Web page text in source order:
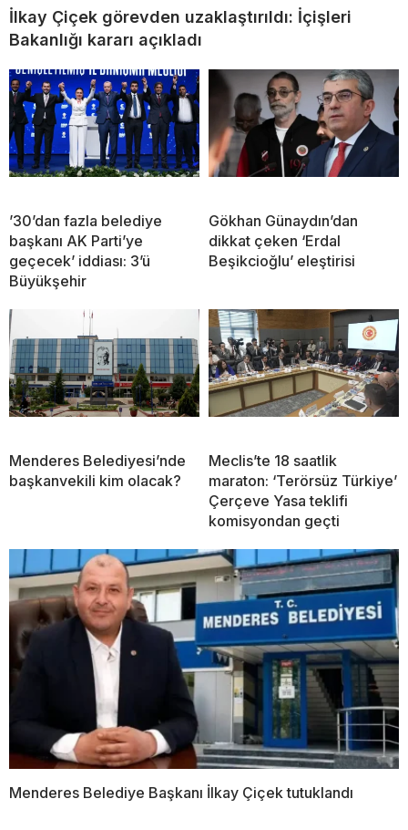
İlkay Çiçek görevden uzaklaştırıldı: İçişleri
Bakanlığı kararı açıkladı
’30’dan fazla belediye
başkanı AK Parti’ye
geçecek’ iddiası: 3’ü
Büyükşehir
Gökhan Günaydın’dan
dikkat çeken ‘Erdal
Beşikcioğlu’ eleştirisi
Menderes Belediyesi’nde
başkanvekili kim olacak?
Meclis’te 18 saatlik
maraton: ‘Terörsüz Türkiye’
Çerçeve Yasa teklifi
komisyondan geçti
Menderes Belediye Başkanı İlkay Çiçek tutuklandı